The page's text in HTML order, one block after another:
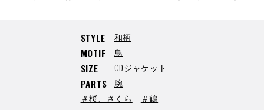
STYLE 和柄
MOTIF 鳥
SIZE CDジャケット
PARTS
腕
＃桜、さくら
＃鶴